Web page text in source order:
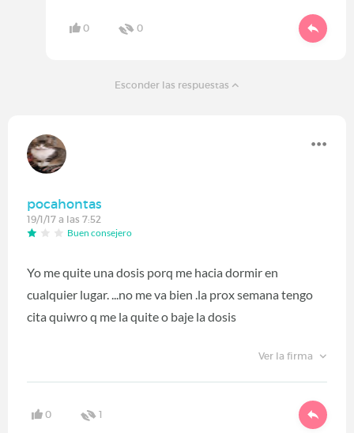
0 0
Esconder las respuestas
pocahontas
19/1/17 a las 7:52
Buen consejero
Yo me quite una dosis porq me hacia dormir en
cualquier lugar. ...no me va bien .la prox semana tengo
cita quiwro q me la quite o baje la dosis
Ver la firma
0 1